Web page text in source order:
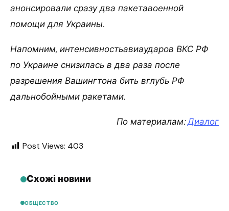
анонсировали сразу два пакетавоенной
помощи для Украины.
Напомним, интенсивностьавиаударов ВКС РФ
по Украине снизилась в два раза после
разрешения Вашингтона бить вглубь РФ
дальнобойными ракетами.
По материалам:Диалог
Post Views: 403
Схожі новини
ОБЩЕСТВО